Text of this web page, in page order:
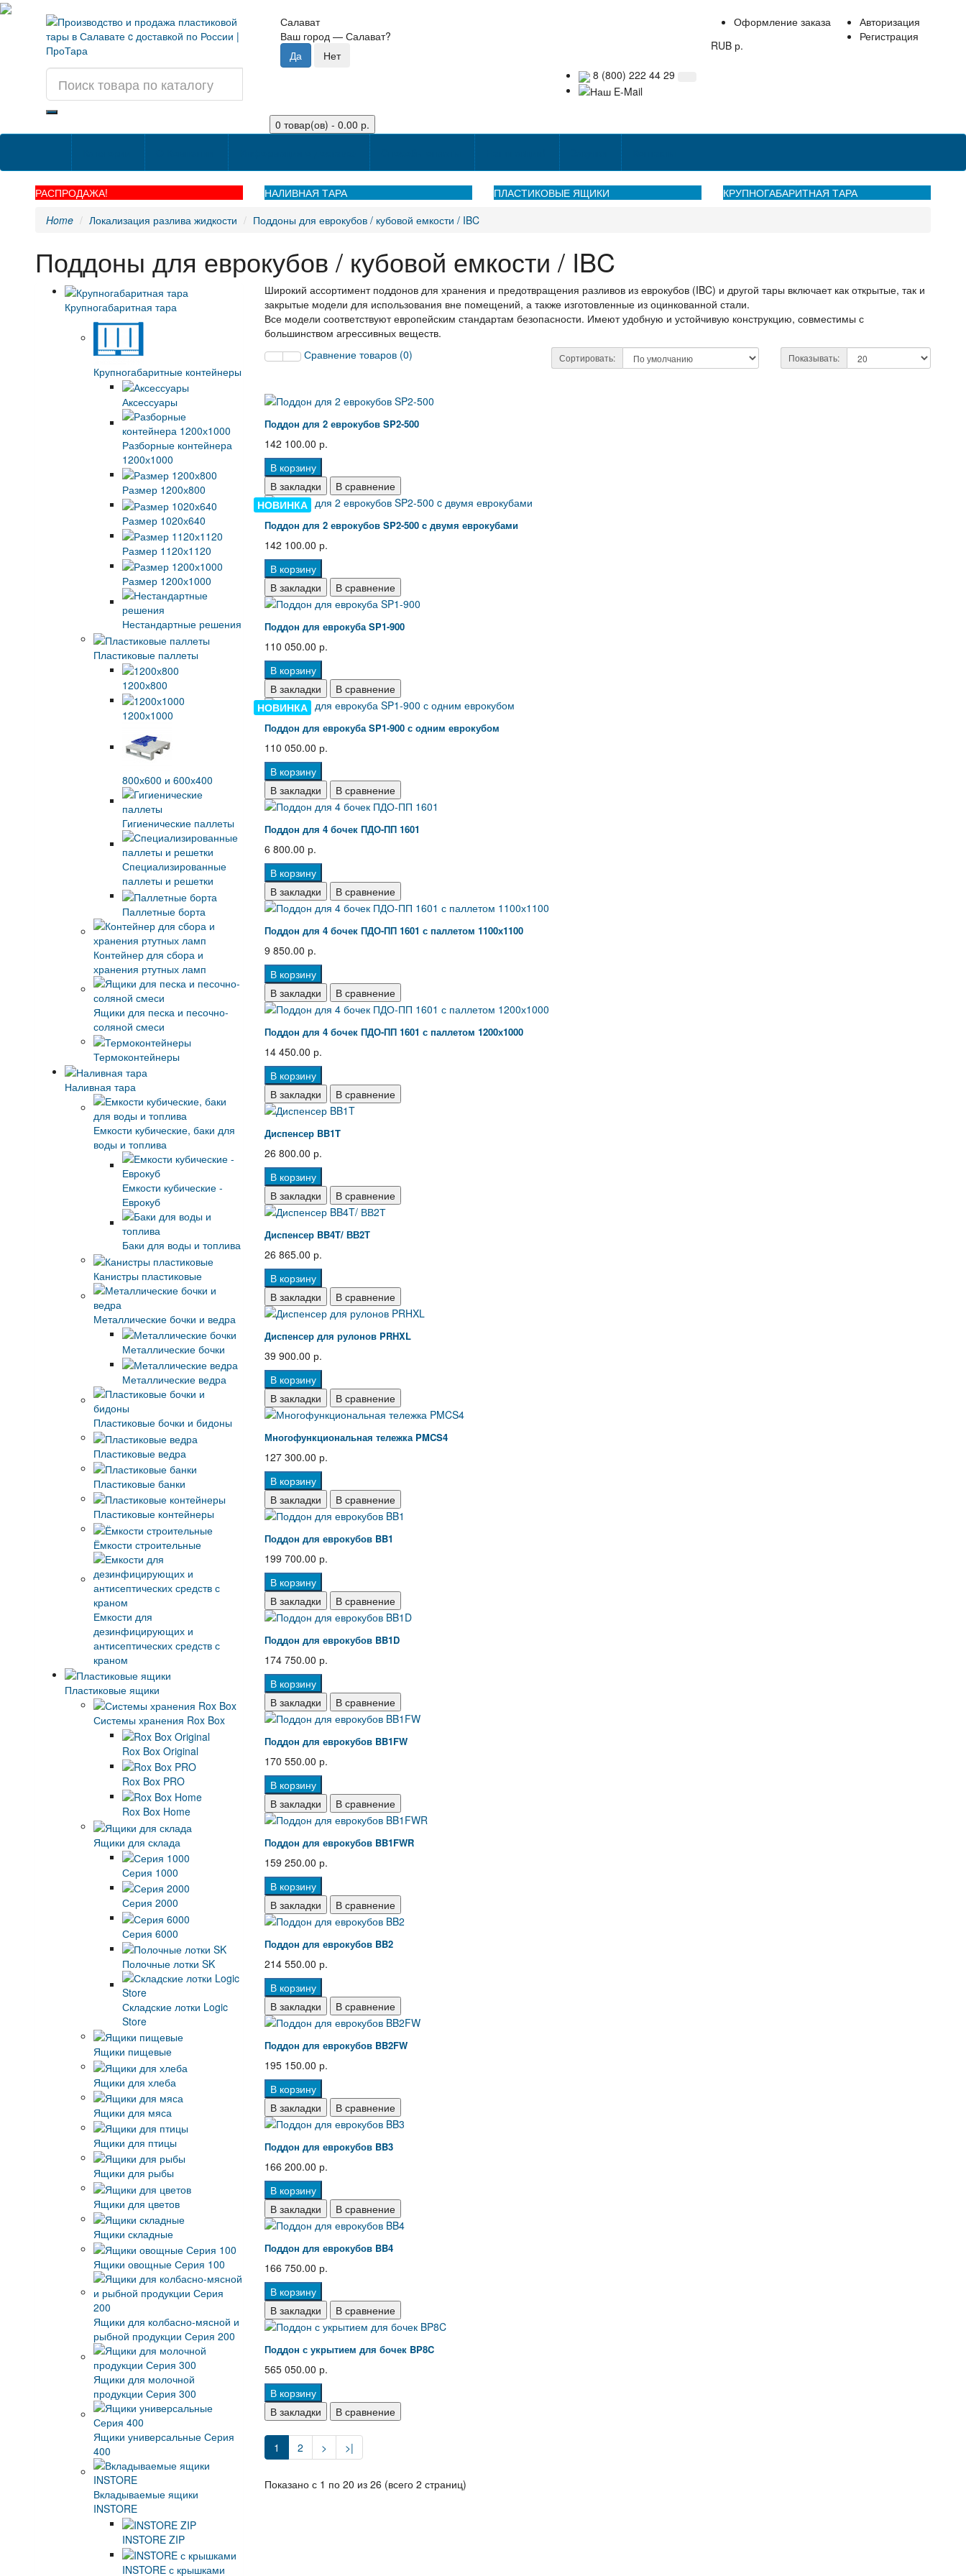
Салават
Ваш город —Салават?
Авторизация
Регистрация
Оформление заказа
RUB р.
8 (800) 222 44 29
0 товар(ов) - 0.00 р.
РАСПРОДАЖА! НАЛИВНАЯ ТАРА ПЛАСТИКОВЫЕ ЯЩИКИ
КРУПНОГАБАРИТНАЯ ТАРА
Home
Локализация разлива жидкости Поддоны для еврокубов / кубовой емкости / IBC
Поддоны для еврокубов / кубовой емкости / IBC
Крупногабаритная тара
Крупногабаритные контейнеры
Аксессуары
Разборные контейнера
1200х1000
Размер 1200х800
Размер 1020х640
Размер 1120х1120
Размер 1200х1000
Нестандартные решения
Пластиковые паллеты
1200х800
1200х1000
800х600 и 600х400
Гигиенические паллеты
Специализированные
паллеты и решетки
Паллетные борта
Контейнер для сбора и
хранения ртутных ламп
Ящики для песка и песочно-
соляной смеси
Термоконтейнеры
Наливная тара
Емкости кубические, баки для
воды и топлива
Емкости кубические -
Еврокуб
Баки для воды и топлива
Канистры пластиковые
Металлические бочки и ведра
Металлические бочки
Металлические ведра
Пластиковые бочки и бидоны
Пластиковые ведра
Пластиковые банки
Пластиковые контейнеры
Ёмкости строительные
Емкости для
дезинфицирующих и
антисептических средств с
краном
Пластиковые ящики
Системы хранения Rox Box
Rox Box Original
Rox Box PRO
Rox Box Home
Ящики для склада
Серия 1000
Серия 2000
Серия 6000
Полочные лотки SK
Складские лотки Logic
Store
Ящики пищевые
Ящики для хлеба
Ящики для мяса
Ящики для птицы
Ящики для рыбы
Ящики для цветов
Ящики складные
Ящики овощные Серия 100
Ящики для колбасно-мясной и
рыбной продукции Серия 200
Ящики для молочной
продукции Серия 300
Ящики универсальные Серия
400
Вкладываемые ящики
INSTORE
INSTORE ZIP
INSTORE с крышками
Широкий ассортимент поддонов для хранения и предотвращения разливов из еврокубов (IBC) и другой тары включает как открытые, так и
закрытые модели для использования вне помещений, а также изготовленные из оцинкованной стали.
Все модели соответствуют европейским стандартам безопасности. Имеют удобную и устойчивую конструкцию, совместимы с
большинством агрессивных веществ.
Сравнение товаров (0)
Сортировать: Показывать:
Поддон для 2 еврокубов SP2-500
142 100.00 р.
В корзину
В закладки
В сравнение
НОВИНКА
Поддон для 2 еврокубов SP2-500 c двумя еврокубами
142 100.00 р.
В корзину
В закладки
В сравнение
Поддон для еврокуба SP1-900
110 050.00 р.
В корзину
В закладки
В сравнение
НОВИНКА
Поддон для еврокуба SP1-900 с одним еврокубом
110 050.00 р.
В корзину
В закладки
В сравнение
Поддон для 4 бочек ПДО-ПП 1601
6 800.00 р.
В корзину
В закладки
В сравнение
Поддон для 4 бочек ПДО-ПП 1601 с паллетом 1100х1100
9 850.00 р.
В корзину
В закладки
В сравнение
Поддон для 4 бочек ПДО-ПП 1601 с паллетом 1200х1000
14 450.00 р.
В корзину
В закладки
В сравнение
Диспенсер BB1T
26 800.00 р.
В корзину
В закладки
В сравнение
Диспенсер BB4T/ ВВ2Т
26 865.00 р.
В корзину
В закладки
В сравнение
Диспенсер для рулонов PRHXL
39 900.00 р.
В корзину
В закладки
В сравнение
Многофункциональная тележка PMCS4
127 300.00 р.
В корзину
В закладки
В сравнение
Поддон для еврокубов BB1
199 700.00 р.
В корзину
В закладки
В сравнение
Поддон для еврокубов BB1D
174 750.00 р.
В корзину
В закладки
В сравнение
Поддон для еврокубов BB1FW
170 550.00 р.
В корзину
В закладки
В сравнение
Поддон для еврокубов BB1FWR
159 250.00 р.
В корзину
В закладки
В сравнение
Поддон для еврокубов BB2
214 550.00 р.
В корзину
В закладки
В сравнение
Поддон для еврокубов BB2FW
195 150.00 р.
В корзину
В закладки
В сравнение
Поддон для еврокубов BB3
166 200.00 р.
В корзину
В закладки
В сравнение
Поддон для еврокубов BB4
166 750.00 р.
В корзину
В закладки
В сравнение
Поддон с укрытием для бочек BP8C
565 050.00 р.
В корзину
В закладки
В сравнение
1 2 > >|
Показано с 1 по 20 из 26 (всего 2 страниц)